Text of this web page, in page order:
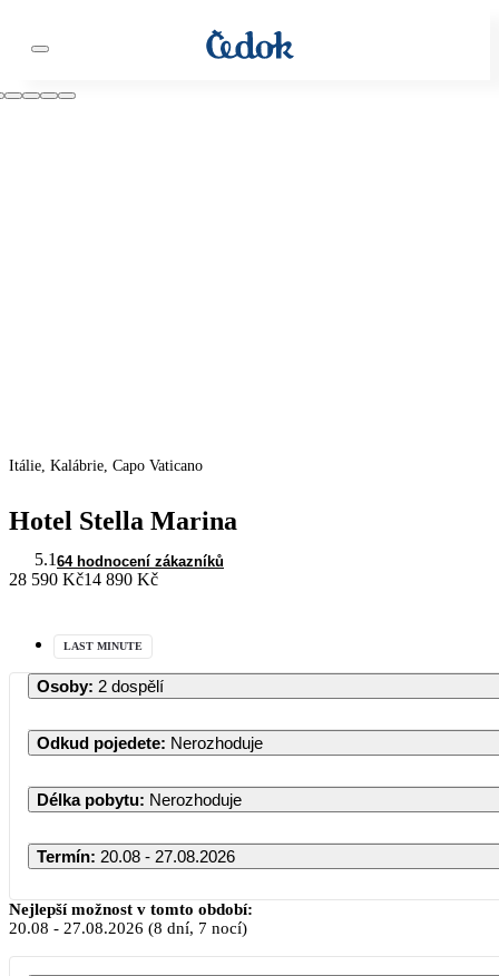
Itálie, Kalábrie, Capo Vaticano
Hotel Stella Marina
5.1 64 hodnocení zákazníků
28 590 Kč14 890 Kč
LAST MINUTE
Osoby: 2 dospělí
Odkud pojedete: Nerozhoduje
Délka pobytu: Nerozhoduje
Termín: 20.08 - 27.08.2026
Nejlepší možnost v tomto období:
20.08 - 27.08.2026 (8 dní, 7 nocí)